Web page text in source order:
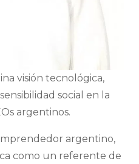
visión tecnológica,
social en la
argentinos.
argentino,
como un referente de